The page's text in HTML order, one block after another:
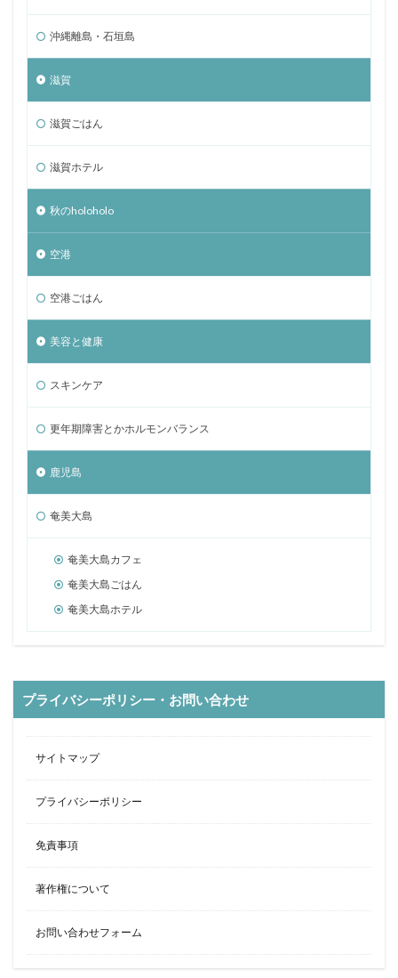
沖縄離島・石垣島
滋賀
滋賀ごはん
滋賀ホテル
秋のholoholo
空港
空港ごはん
美容と健康
スキンケア
更年期障害とかホルモンバランス
鹿児島
奄美大島
奄美大島カフェ
奄美大島ごはん
奄美大島ホテル
プライバシーポリシー・お問い合わせ
サイトマップ
プライバシーポリシー
免責事項
著作権について
お問い合わせフォーム